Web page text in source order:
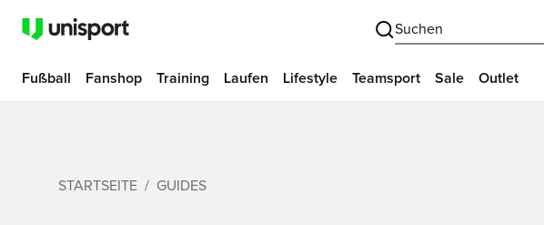
Suchen
Fußball Fanshop Training Laufen Lifestyle Teamsport Sale Outlet
STARTSEITE GUIDES